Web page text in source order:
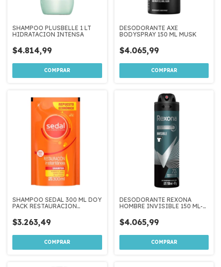
SHAMPOO PLUSBELLE 1 LT
HIDRATACION INTENSA
$4.814,99
DESODORANTE AXE
BODYSPRAY 150 ML MUSK
$4.065,99
SHAMPOO SEDAL 300 ML DOY
PACK RESTAURACION
$3.263,49
DESODORANTE REXONA
HOMBRE INVISIBLE 150 ML-
$4.065,99